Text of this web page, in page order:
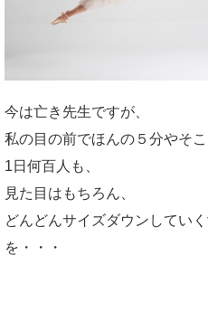
今は亡き先生ですが、
私の目の前でほんの５分やそこ
1日何百人も、
見た目はもちろん、
どんどんサイズダウンしてい
を・・・